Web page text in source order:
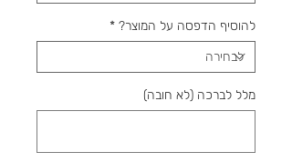
להוסיף הדפסה על המוצר? *
מלל לברכה (לא חובה)